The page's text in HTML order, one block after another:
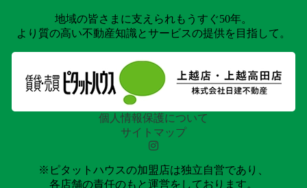
地域の皆さまに支えられもうすぐ50年。
より質の高い不動産知識とサービスの提供を目指して。
個人情報保護について
サイトマップ
※ピタットハウスの加盟店は独立自営であり、
各店舗の責任のもと運営をしております。